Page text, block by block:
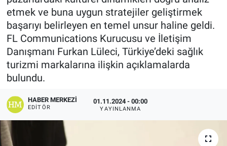
etmek ve buna uygun stratejiler geliştirmek
başarıyı belirleyen en temel unsur haline geldi.
FL Communications Kurucusu ve İletişim
Danışmanı Furkan Lüleci, Türkiye’deki sağlık
turizmi markalarına ilişkin açıklamalarda
bulundu.
HABER MERKEZI
EDITÖR
01.11.2024 - 00:00
YAYINLANMA
Resmi İlanlar
Sağlık
Son Dakika